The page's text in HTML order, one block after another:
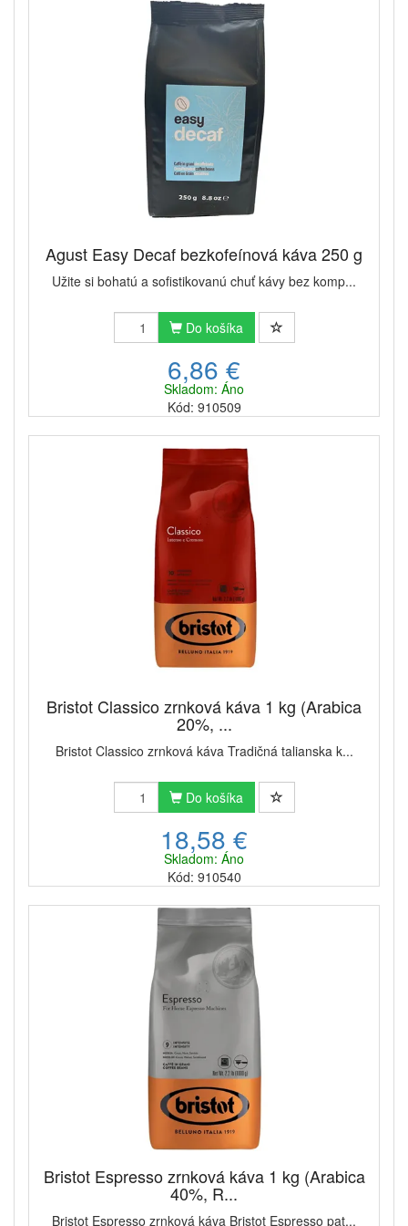
chcete konzumovať kávu, sa zamerajte na chuť
jemnej a delikátnej arabiky, ktorá vám prinesie
príjemné uvoľnenie po dlhom dni.
Agust Easy Decaf bezkofeínová káva 250 g
Užite si bohatú a sofistikovanú chuť kávy bez komp...
Do košíka
6,86 €
Skladom: Áno
Kód: 910509
Bristot Classico zrnková káva 1 kg (Arabica
20%, ...
Bristot Classico zrnková káva Tradičná talianska k...
Do košíka
18,58 €
Skladom: Áno
Kód: 910540
Bristot Espresso zrnková káva 1 kg (Arabica
40%, R...
Bristot Espresso zrnková káva Bristot Espresso pat...